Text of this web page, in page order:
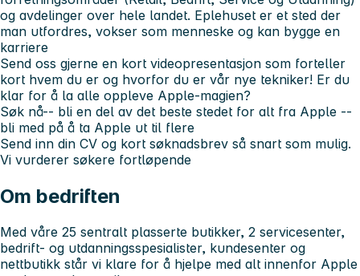
og avdelinger over hele landet. Eplehuset er et sted der
man utfordres, vokser som menneske og kan bygge en
karriere
Send oss gjerne en kort videopresentasjon som forteller
kort hvem du er og hvorfor du er vår nye tekniker! Er du
klar for å la alle oppleve Apple-magien?
Søk nå-- bli en del av det beste stedet for alt fra Apple --
bli med på å ta Apple ut til flere
Send inn din CV og kort søknadsbrev så snart som mulig.
Vi vurderer søkere fortløpende
Om bedriften
Med våre 25 sentralt plasserte butikker, 2 servicesenter,
bedrift- og utdanningsspesialister, kundesenter og
nettbutikk står vi klare for å hjelpe med alt innenfor Apple